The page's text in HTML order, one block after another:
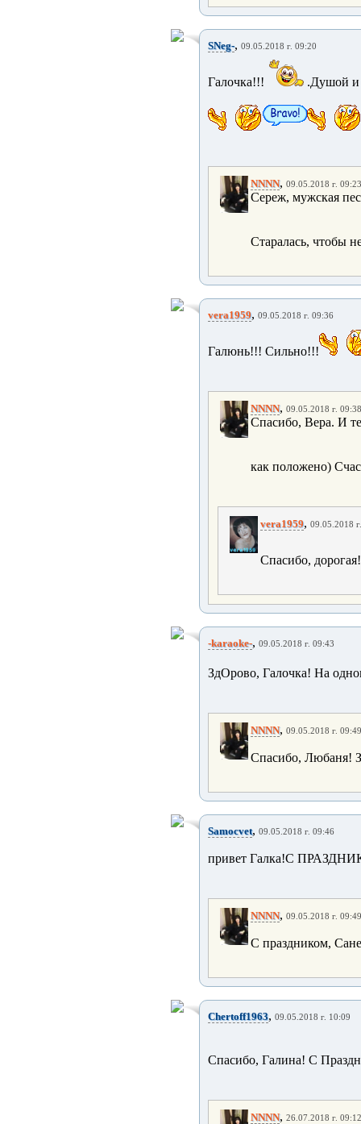
SNeg-, 09.05.2018 г. 09:20
Галочка!!! .Душой и
NNNN, 09.05.2018 г. 09:23
Сереж, мужская
Старалась,
vera1959, 09.05.2018 г. 09:36
Галюнь!!! Сильно!!!
NNNN, 09.05.2018 г. 09:38
Спасибо, Вера. И
как положено)
vera1959, 09.05.2018
Спасибо,
-karaoke-, 09.05.2018 г. 09:43
ЗдОрово, Галочка! На
NNNN, 09.05.2018 г. 09:49
Спасибо, Любаня!
Samocvet, 09.05.2018 г. 09:46
привет Галка!С
NNNN, 09.05.2018 г. 09:49
С праздником,
Chertoff1963, 09.05.2018 г. 10:09
Спасибо, Галина! С
NNNN, 26.07.2018 г. 09:12